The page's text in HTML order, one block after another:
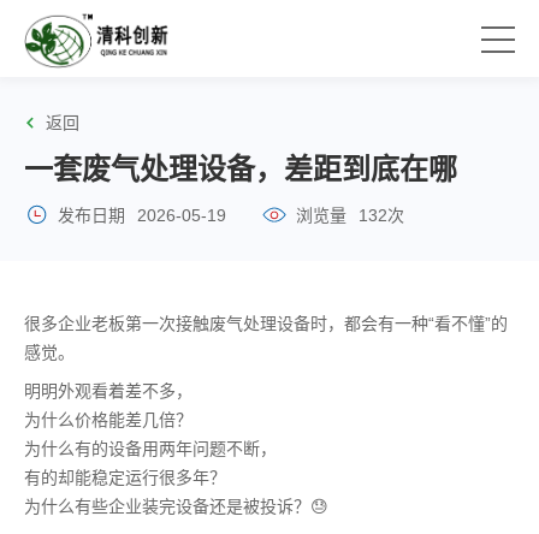
返回
一套废气处理设备，差距到底在哪
发布日期 2026-05-19 浏览量 132次
很多企业老板第一次接触废气处理设备时，都会有一种“看不懂”的
感觉。
明明外观看着差不多，
为什么价格能差几倍？
为什么有的设备用两年问题不断，
有的却能稳定运行很多年？
为什么有些企业装完设备还是被投诉？😓